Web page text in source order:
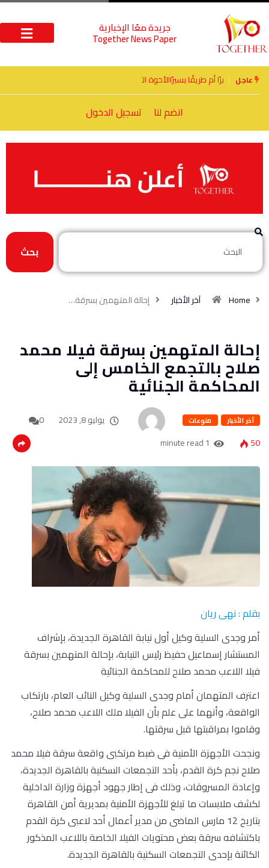
جريدة معًا الإخبارية
Together News Paper
عاجل الأخوة الأعداء وحتمًا لابد من لقاء
انضم لنا تسجيل الدخول
بحث
Home آخر الأخبار إحالة المتهمين بسرقة…
إحالة المتهمين بسرقة فيلا محمد
صلاح بالتجمع الخامس إلى
المحاكمة الجنائية
آخر الأخبار منوعات يوليو 8, 2023
0
50
1 minute read
بقلم : نهى ريان
أمر وجدى السلية وكيل أول نيابة القاهرة الجديدة، بإشراف
المستشار إسماعيل حفيظ رئيس النيابة، بإحالة المتهمين بسرقة
فيلا اللاعب محمد صلاح للمحاكمة الجنائية
اعترف المتهمان أمام وجدى السلية وكيل النائب العام، بارتكاب
الواقعة، وأنهما على علم بأن الفيلا ملك اللاعب محمد صلاح،
وقاموا بمراقبتها قبل سرقتها.
ونجحت الأجهزة الأمنية فى ضبط مرتكبى واقعة سرقة فيلا محمد
صلاح نجم كرة القدم، بأحد التجمعات السكنية بالقاهرة الجديدة،
وإعادة المسروقات، وذلك فى إطار جهود أجهزة وزارة الداخلية
لكشف ملابسات ما تبلغ للأجهزة الأمنية بمديرية أمن القاهرة
بتاريخ 12 مارس الماضى من مدير أعمال أحد لاعبى كرة القدم
باكتشافه سرقة بعض محتويات الفيلا الخاصة باللاعب المذكور
الكائنة بإحدى التجمعات السكنية بالقاهرة الجديدة.